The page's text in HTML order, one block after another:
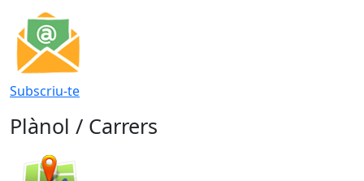
Subscriu-te
Plànol / Carrers